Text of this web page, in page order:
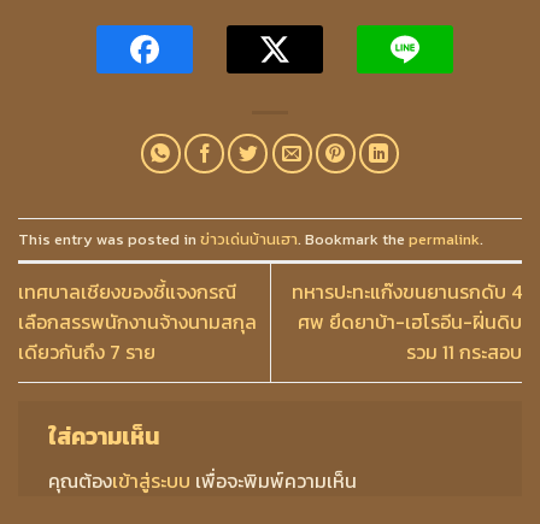
This entry was posted in ข่าวเด่นบ้านเฮา. Bookmark the permalink.
เทศบาลเชียงของชี้แจงกรณี
เลือกสรรพนักงานจ้างนามสกุล
เดียวกันถึง 7 ราย
ทหารปะทะแก๊งขนยานรกดับ 4
ศพ ยึดยาบ้า-เฮโรอีน-ฝิ่นดิบ
รวม 11 กระสอบ
ใส่ความเห็น
คุณต้องเข้าสู่ระบบ เพื่อจะพิมพ์ความเห็น